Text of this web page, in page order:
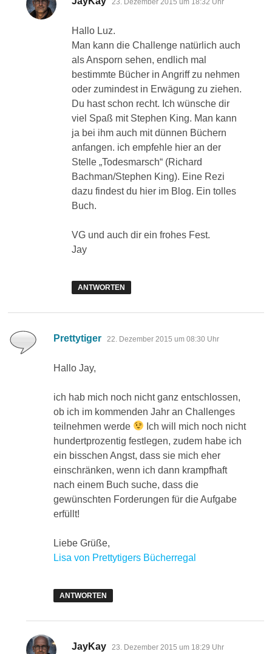
Hallo Luz.
Man kann die Challenge natürlich auch
als Ansporn sehen, endlich mal
bestimmte Bücher in Angriff zu nehmen
oder zumindest in Erwägung zu ziehen.
Du hast schon recht. Ich wünsche dir
viel Spaß mit Stephen King. Man kann
ja bei ihm auch mit dünnen Büchern
anfangen. ich empfehle hier an der
Stelle „Todesmarsch“ (Richard
Bachman/Stephen King). Eine Rezi
dazu findest du hier im Blog. Ein tolles
Buch.
VG und auch dir ein frohes Fest.
Jay
ANTWORTEN
Prettytiger sagt:
22. Dezember 2015 um 08:30 Uhr
Hallo Jay,
ich hab mich noch nicht ganz entschlossen,
ob ich im kommenden Jahr an Challenges
teilnehmen werde
Ich will mich noch nicht
hundertprozentig festlegen, zudem habe ich
ein bisschen Angst, dass sie mich eher
einschränken, wenn ich dann krampfhaft
nach einem Buch suche, dass die
gewünschten Forderungen für die Aufgabe
erfüllt!
Liebe Grüße,
Lisa von Prettytigers Bücherregal
ANTWORTEN
JayKay sagt:
23. Dezember 2015 um 18:29 Uhr